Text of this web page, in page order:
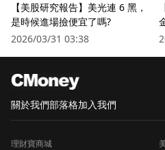
【美股研究報告】美光連 6 黑，
是時候進場撿便宜了嗎?
2026/03/31 03:38
關於我們部落格加入我們
理財寶商城